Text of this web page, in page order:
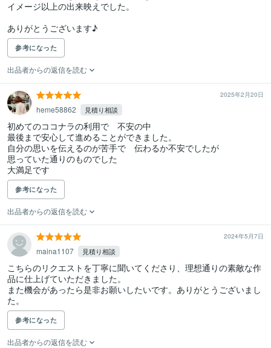
イメージ以上の出来映えでした。
ありがとうございます♪
参考になった
出品者からの返信を読む
2025年2月20日
heme58862 見積り相談
初めてのココナラの利用で　不安の中
最後まで安心して進めることができました。
自分の思いを伝えるのが苦手で　伝わるか不安でしたが
思っていた通りのものでした
大満足です
参考になった
出品者からの返信を読む
2024年5月7日
maina1107 見積り相談
こちらのリクエストを丁寧に聞いてくださり、理想通りの素敵な作
品に仕上げていただきました。
また機会があったら是非お願いしたいです。ありがとうございまし
た。
参考になった
出品者からの返信を読む